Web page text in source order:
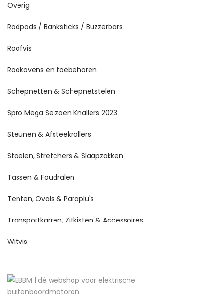
Overig
Rodpods / Banksticks / Buzzerbars
Roofvis
Rookovens en toebehoren
Schepnetten & Schepnetstelen
Spro Mega Seizoen Knallers 2023
Steunen & Afsteekrollers
Stoelen, Stretchers & Slaapzakken
Tassen & Foudralen
Tenten, Ovals & Paraplu's
Transportkarren, Zitkisten & Accessoires
Witvis